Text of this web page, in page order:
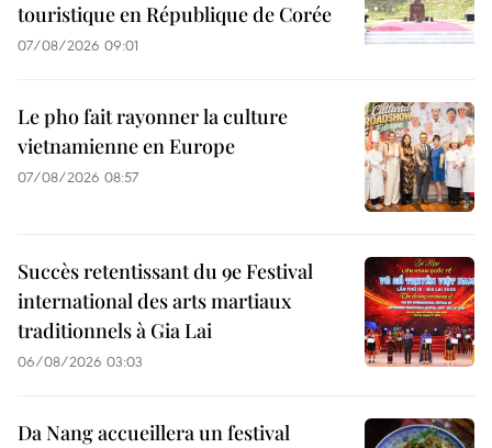
touristique en République de Corée
07/08/2026 09:01
Le pho fait rayonner la culture
vietnamienne en Europe
07/08/2026 08:57
Succès retentissant du 9e Festival
international des arts martiaux
traditionnels à Gia Lai
06/08/2026 03:03
Da Nang accueillera un festival